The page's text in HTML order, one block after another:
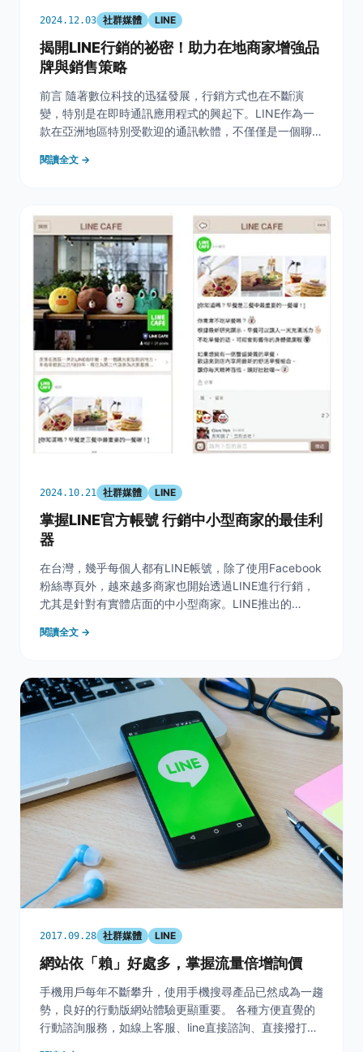
2024.12.03 社群媒體 LINE
揭開LINE行銷的祕密！助力在地商家增強品
牌與銷售策略
前言 隨著數位科技的迅猛發展，行銷方式也在不斷演
變，特別是在即時通訊應用程式的興起下。LINE作為一
款在亞洲地區特別受歡迎的通訊軟體，不僅僅是一個聊天
LINE，商家可以有效地與客戶進行互動，推廣商品及服
閱讀全文 →
2024.10.21 社群媒體 LINE
掌握LINE官方帳號 行銷中小型商家的最佳利
器
在台灣，幾乎每個人都有LINE帳號，除了使用Facebook
粉絲專頁外，越來越多商家也開始透過LINE進行行銷，
尤其是針對有實體店面的中小型商家。LINE推出的
設計的服務，可以幫助商家精準接觸現有顧客與潛在客
閱讀全文 →
2017.09.28 社群媒體 LINE
網站依「賴」好處多，掌握流量倍增詢價
手機用戶每年不斷攀升，使用手機搜尋產品已然成為一趨
勢，良好的行動版網站體驗更顯重要。 各種方便直覺的
行動諮詢服務，如線上客服、line直接諮詢、直接撥打電